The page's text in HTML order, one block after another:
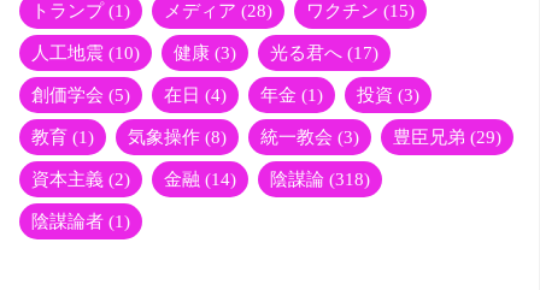
トランプ(1) メディア (28) ワクチン (15)
人工地震 (10) 健康 (3) 光る君へ (17)
創価学会 (5) 在日 (4) 年金 (1) 投資 (3)
教育 (1) 気象操作 (8) 統一教会 (3) 豊臣兄弟 (29)
資本主義 (2) 金融 (14) 陰謀論 (318)
陰謀論者 (1)